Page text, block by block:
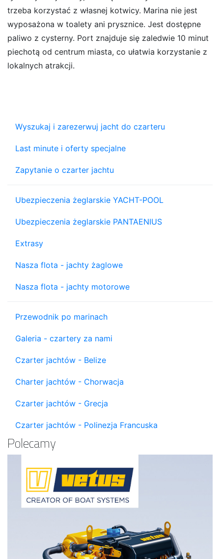
trzeba korzystać z własnej kotwicy. Marina nie jest
wyposażona w toalety ani prysznice. Jest dostępne
paliwo z cysterny. Port znajduje się zaledwie 10 minut
piechotą od centrum miasta, co ułatwia korzystanie z
lokalnych atrakcji.
Wyszukaj i zarezerwuj jacht do czarteru
Last minute i oferty specjalne
Zapytanie o czarter jachtu
Ubezpieczenia żeglarskie YACHT-POOL
Ubezpieczenia żeglarskie PANTAENIUS
Extrasy
Nasza flota - jachty żaglowe
Nasza flota - jachty motorowe
Przewodnik po marinach
Galeria - czartery za nami
Czarter jachtów - Belize
Charter jachtów - Chorwacja
Czarter jachtów - Grecja
Czarter jachtów - Polinezja Francuska
Polecamy